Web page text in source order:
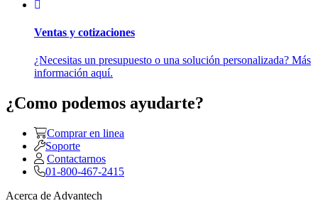
Ventas y cotizaciones
¿Necesitas un presupuesto o una solución personalizada? Más
información aquí.
¿Como podemos ayudarte?
Comprar en linea
Soporte
Contactarnos
01-800-467-2415
Acerca de Advantech